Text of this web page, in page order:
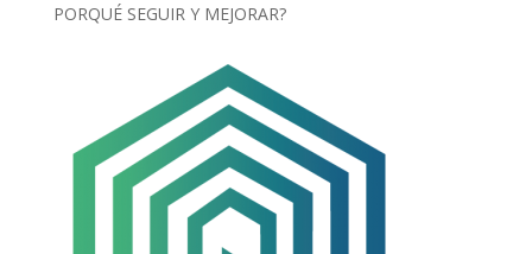
PORQUÉ SEGUIR Y MEJORAR?